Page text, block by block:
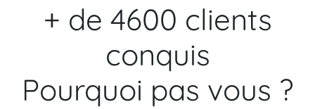
+ de 4600 clients
conquis
Pourquoi pas vous ?